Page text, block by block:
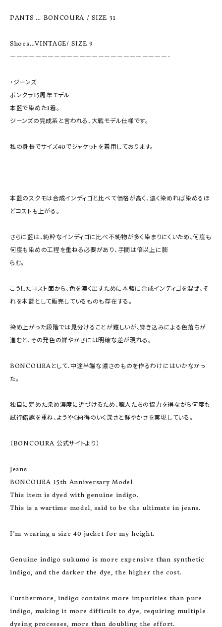
PANTS … BONCOURA / SIZE 31
Shoes…VINTAGE/ SIZE 9
—————————————————————————-
・ジーンズ
ボンクラ15周年モデル
本藍で染めた1着。
ジーンズの完成系と言われる、大戦モデル仕様です。
私の身長でサイズ40でジャケットを着用しております。
本藍のスクモは合成インディゴと比べて価格が高く、濃く染めれば染めるほ
どコストも上がる。
さらに藍は、純粋なインディゴに比べ不純物が多く染まりにくいため、何度も
何度も染めの工程を重ねる必要があり、手間は倍以上に膨
らむ。
こうしたコスト面から、色を濃く出すために本藍に合成インディゴを混ぜ、そ
れを本藍として販売しているものも存在する。
染め上がった段階では見分けることが難しいが、穿き込みによる色落ちが
進むと、その発色の鮮やかさには明確な差が現れる。
BONCOURAとして、中途半端な濃さのものを作るわけにはいかなかっ
た。
独自に定めた染め濃度に近づけるため、職人たちの協力を得ながら何度も
試行錯誤を重ね、ようやく納得のいく深さと鮮やかさを実現している。
（BONCOURA 公式サイトより）
Jeans
BONCOURA 15th Anniversary Model
This item is dyed with genuine indigo.
This is a wartime model, said to be the ultimate in jeans.
I'm wearing a size 40 jacket for my height.
Genuine indigo sukumo is more expensive than synthetic
indigo, and the darker the dye, the higher the cost.
Furthermore, indigo contains more impurities than pure
indigo, making it more difficult to dye, requiring multiple
dyeing processes, more than doubling the effort.